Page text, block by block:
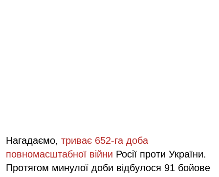
Нагадаємо, триває 652-га доба
повномасштабної війни Росії проти України.
Протягом минулої доби відбулося 91 бойове